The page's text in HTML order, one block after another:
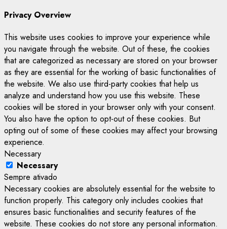
Privacy Overview
This website uses cookies to improve your experience while
you navigate through the website. Out of these, the cookies
that are categorized as necessary are stored on your browser
as they are essential for the working of basic functionalities of
the website. We also use third-party cookies that help us
analyze and understand how you use this website. These
cookies will be stored in your browser only with your consent.
You also have the option to opt-out of these cookies. But
opting out of some of these cookies may affect your browsing
experience.
Necessary
Necessary
Sempre ativado
Necessary cookies are absolutely essential for the website to
function properly. This category only includes cookies that
ensures basic functionalities and security features of the
website. These cookies do not store any personal information.